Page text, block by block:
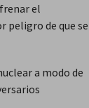
el
peligro de que se
a modo de